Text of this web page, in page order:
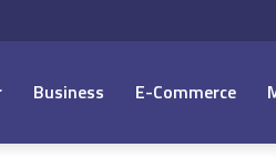
Business E-Commerce